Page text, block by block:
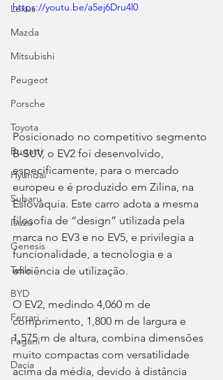
Lexus
Mazda
Mitsubishi
Peugeot
Porsche
Toyota
Bugatti
Hyundai
Subaru
Isuzu
Genesis
Tesla
BYD
Ferrari
Pagani
Dacia
https://youtu.be/a5ej6Dru4l0
Posicionado no competitivo segmento
B-SUV, o EV2 foi desenvolvido,
especificamente, para o mercado
europeu e é produzido em Zilina, na
Eslováquia. Este carro adota a mesma
filosofia de “design” utilizada pela
marca no EV3 e no EV5, e privilegia a
funcionalidade, a tecnologia e a
eficiência de utilização.
O EV2, medindo 4,060 m de
comprimento, 1,800 m de largura e
1,575 m de altura, combina dimensões
muito compactas com versatilidade
acima da média, devido à distância